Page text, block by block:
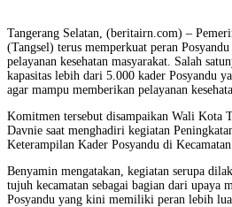
Tangerang Selatan, (beritairn.com) –
(Tangsel) terus memperkuat peran Posyandu
pelayanan kesehatan masyarakat. Salah
kapasitas lebih dari 5.000 kader Posyandu
agar mampu memberikan pelayanan
Komitmen tersebut disampaikan Wali Kota
Davnie saat menghadiri kegiatan
Keterampilan Kader Posyandu di Kecamatan
Benyamin mengatakan, kegiatan serupa
tujuh kecamatan sebagai bagian dari upaya
Posyandu yang kini memiliki peran lebih